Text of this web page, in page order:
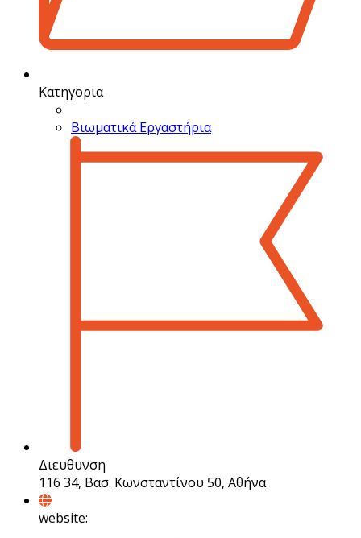
Κατηγορια
Βιωματικά Εργαστήρια
Διευθυνση
116 34, Βασ. Κωνσταντίνου 50, Αθήνα
website: